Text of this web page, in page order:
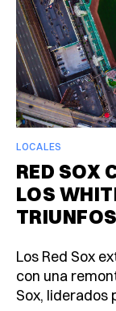
LOCALES
RED SOX
LOS
TRIUNFOS
Los Red Sox
con una
Sox, liderados